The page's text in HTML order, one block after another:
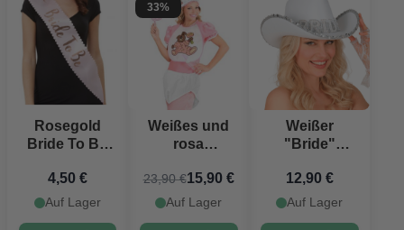
Rosegold
Bride To Be
4,50 €
Auf Lager
33%
Weißes und
rosa
Baby-Kostüm
3 Teile -
23,90 €15,90 €
Auf Lager
Weißer
"Bride"
12,90 €
Auf Lager